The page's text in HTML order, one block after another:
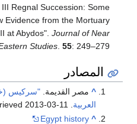
Regnal Succession: Some
Evidence from the Mortuary
at Abydos". Journal of Near
Studies. 55: 249–279.
المصادر
^ مصر القديمة. " سركيس
العربية. Retrieved
2013-03-11
^
Egypt history